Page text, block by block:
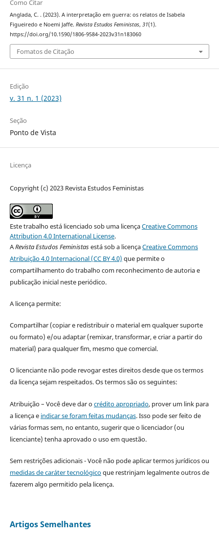
Como Citar
Anglada, C. . (2023). A interpretação em guerra: os relatos de Isabela
Figueiredo e Noemi Jaffe. Revista Estudos Feministas, 31(1).
https://doi.org/10.1590/1806-9584-2023v31n183060
Fomatos de Citação
Edição
v. 31 n. 1 (2023)
Seção
Ponto de Vista
Licença
Copyright (c) 2023 Revista Estudos Feministas
Este trabalho está licenciado sob uma licençaCreative Commons
Attribution 4.0 International License.
ARevista Estudos Feministasestá sob a licençaCreative Commons
Atribuição 4.0 Internacional (CC BY 4.0) que permite o
compartilhamento do trabalho com reconhecimento de autoria e
publicação inicial neste periódico.
A licença permite:
Compartilhar (copiar e redistribuir o material em qualquer suporte
ou formato) e/ou adaptar (remixar, transformar, e criar a partir do
material) para qualquer fim, mesmo que comercial.
O licenciante não pode revogar estes direitos desde que os termos
da licença sejam respeitados. Os termos são os seguintes:
Atribuição – Você deve dar ocrédito apropriado, prover um link para
a licença e indicar se foram feitas mudanças. Isso pode ser feito de
várias formas sem, no entanto, sugerir que o licenciador (ou
licenciante) tenha aprovado o uso em questão.
Sem restrições adicionais - Você não pode aplicar termos jurídicos ou
medidas de caráter tecnológicoque restrinjam legalmente outros de
fazerem algo permitido pela licença.
Artigos Semelhantes